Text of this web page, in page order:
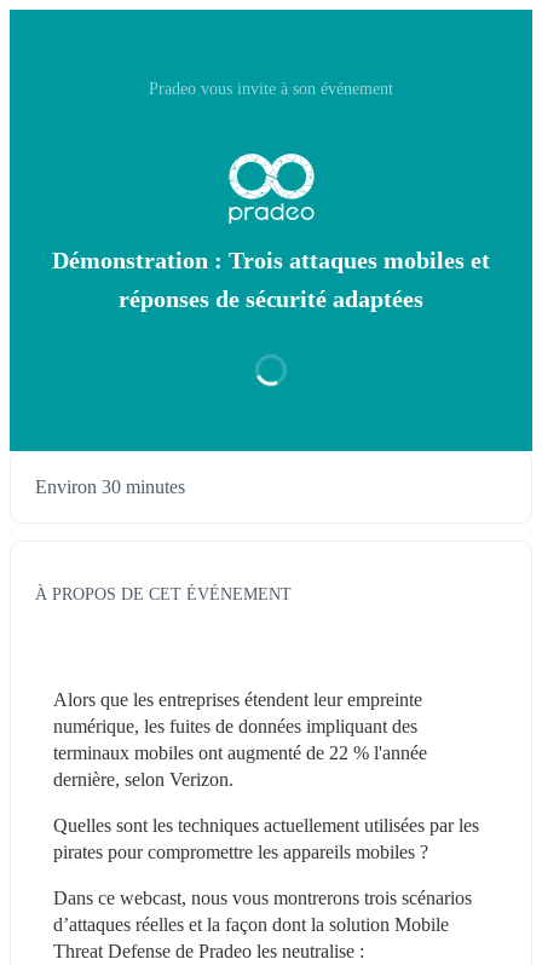
Pradeo vous invite à son événement
Démonstration : Trois attaques mobiles et
réponses de sécurité adaptées
Environ 30 minutes
À PROPOS DE CET ÉVÉNEMENT
Alors que les entreprises étendent leur empreinte
numérique, les fuites de données impliquant des
terminaux mobiles ont augmenté de 22 % l'année
dernière, selon Verizon.
Quelles sont les techniques actuellement utilisées par les
pirates pour compromettre les appareils mobiles ?
Dans ce webcast, nous vous montrerons trois scénarios
d’attaques réelles et la façon dont la solution Mobile
Threat Defense de Pradeo les neutralise :